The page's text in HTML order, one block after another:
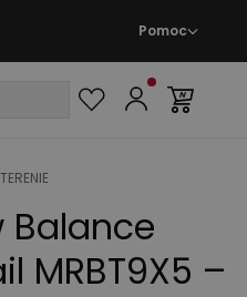
Pomoc
Balance
MRBT9X5 –